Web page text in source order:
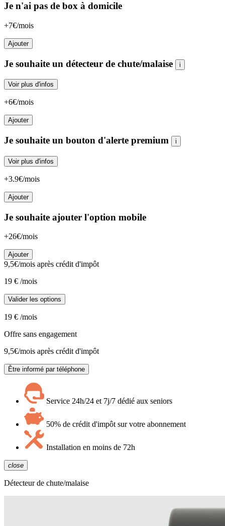
Je n'ai pas de box à domicile
+7€/mois
Ajouter
Je souhaite un détecteur de chute/malaise i
Voir plus d'infos
+6€/mois
Ajouter
Je souhaite un bouton d'alerte premium i
Voir plus d'infos
+3.9€/mois
Ajouter
Je souhaite ajouter l'option mobile
+26€/mois
Ajouter
9,5€/mois après crédit d'impôt
19 € /mois
Valider les options
19 € /mois
Offre sans engagement
9,5€/mois après crédit d'impôt
Être informé par téléphone
Service 24h/24 et 7j/7 dédié aux seniors
50% de crédit d'impôt sur votre abonnement
Installation en moins de 72h
close
Détecteur de chute/malaise